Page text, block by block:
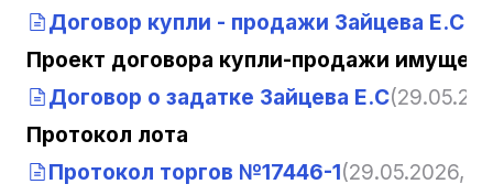
Договор купли - продажи Зайцева Е.С
Проект договора купли-продажи
Договор о задатке Зайцева Е.С
Протокол лота
Протокол торгов №17446-1(29.05.2026,